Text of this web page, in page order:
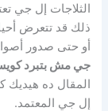
الثلاجات إل جي
ذلك قد تتعرض
أو حتى صدور
جي مش بتبرد
المقال ده هيديك
إل جي المعتمد.